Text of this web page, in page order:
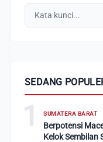
SEDANG
1 SUMATERA BARAT
Berpotensi
Kelok Sembilan